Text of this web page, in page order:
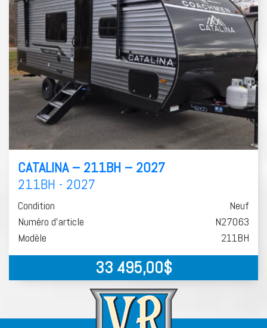
CATALINA – 211BH – 2027
211BH - 2027
Condition
Neuf
Numéro d'article
N27063
Modèle
211BH
33 495,00$